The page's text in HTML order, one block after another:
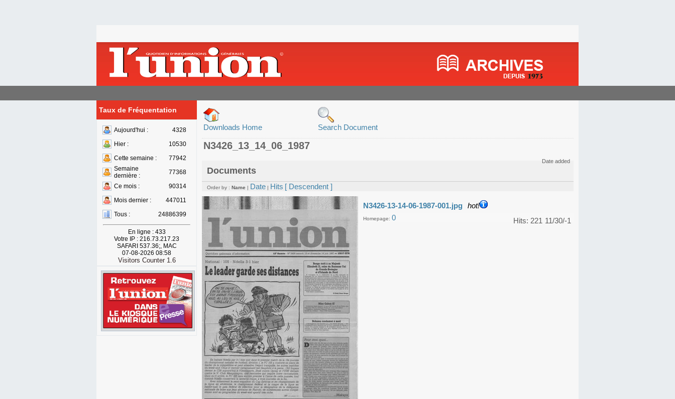
Taux de Fréquentation
Aujourd'hui :
4328
Hier :
10530
Cette semaine :
77942
Semaine
dernière :
77368
Ce mois :
90314
Mois dernier :
447011
Tous :
24886399
En ligne : 433
Votre IP : 216.73.217.23
SAFARI 537.36;, MAC
07-08-2026 08:58
Visitors Counter 1.6
Downloads Home Search Document
N3426_13_14_06_1987
Documents
Date added
Order by : Name | Date | Hits [ Descendent ]
N3426-13-14-06-1987-001.jpg hot!
11/30/-1
Hits: 221
Homepage: 0